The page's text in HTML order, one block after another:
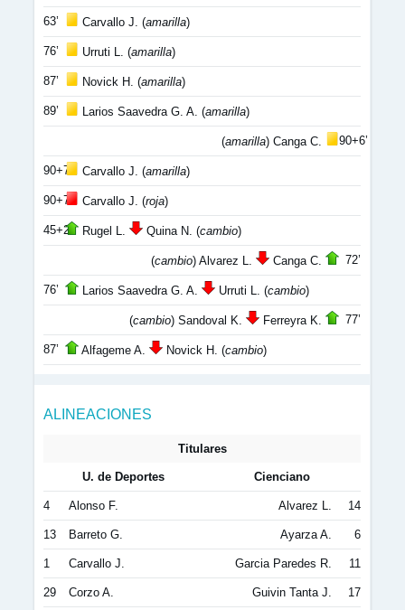
63’ Carvallo J. (amarilla)
76’ Urruti L. (amarilla)
87’ Novick H. (amarilla)
89’ Larios Saavedra G. A. (amarilla)
(amarilla) Canga C. 90+6’
90+7’ Carvallo J. (amarilla)
90+7’ Carvallo J. (roja)
45+2’ Rugel L. Quina N. (cambio)
(cambio) Alvarez L. Canga C. 72’
76’ Larios Saavedra G. A. Urruti L. (cambio)
(cambio) Sandoval K. Ferreyra K. 77’
87’ Alfageme A. Novick H. (cambio)
ALINEACIONES
Titulares
U. de Deportes Cienciano
4 Alonso F. Alvarez L. 14
13 Barreto G. Ayarza A. 6
1 Carvallo J. Garcia Paredes R. 11
29 Corzo A. Guivin Tanta J. 17